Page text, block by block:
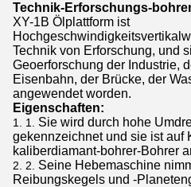
Technik-Erforschungs-
XY-1B Ölplattform ist
Technik von Erforschung, und
Geoerforschung der Industrie,
Eisenbahn, der Brücke, der
angewendet worden.
Eigenschaften:
1. Sie wird durch hohe
gekennzeichnet und sie ist auf
kaliberdiamant-bohrer-Bohrer
2. Seine Hebemaschine
Reibungskegels und -